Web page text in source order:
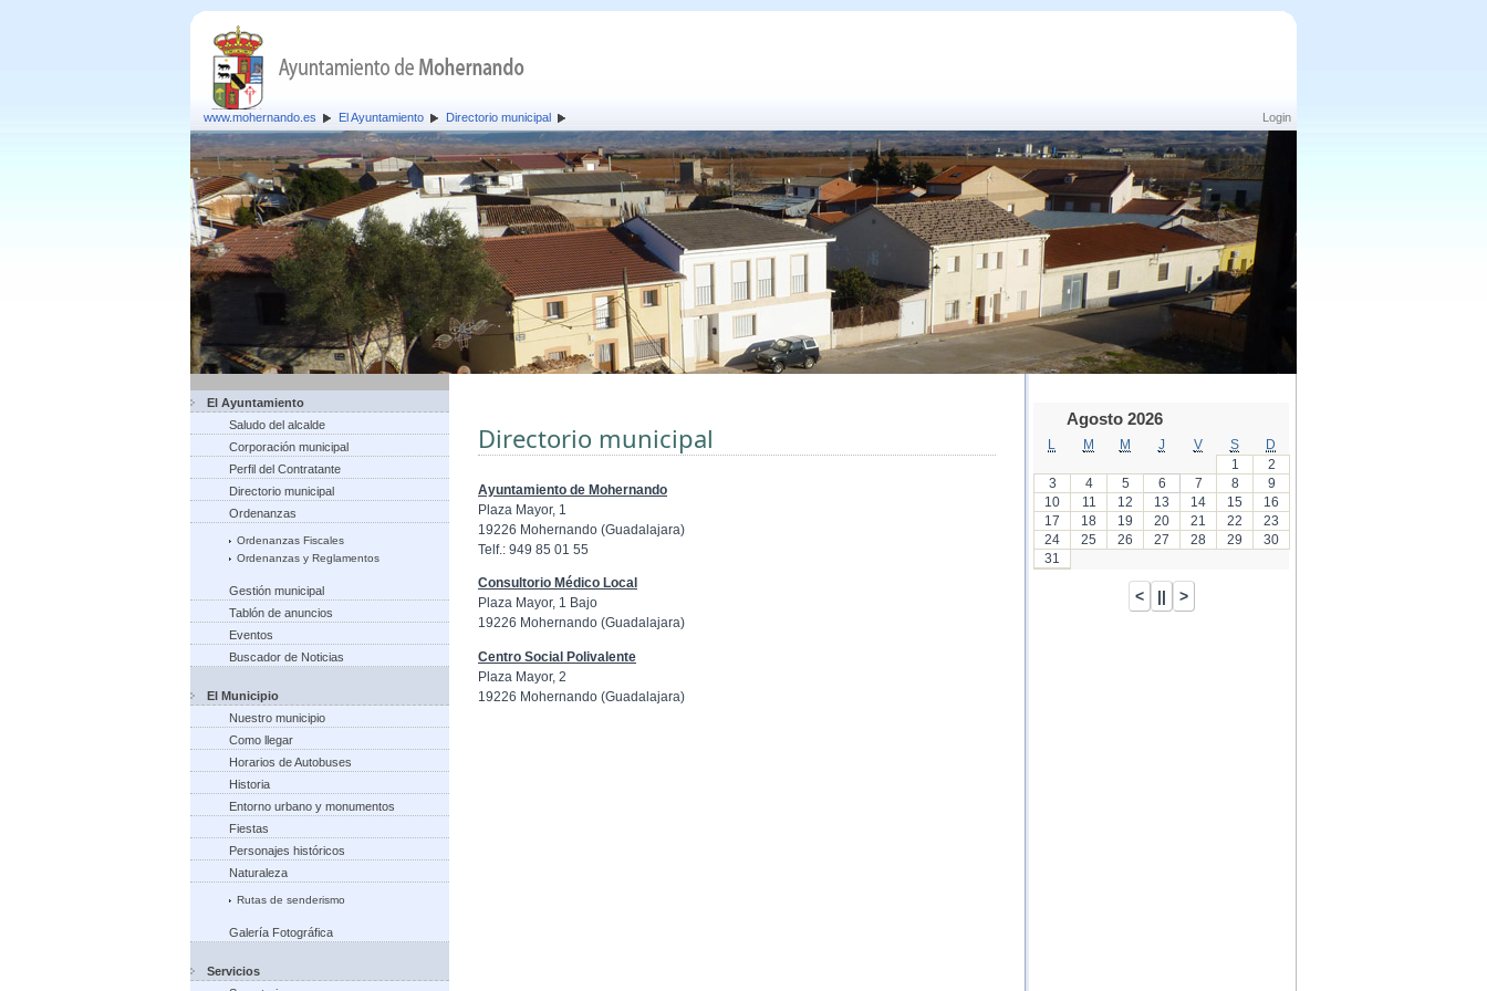
Login
www.mohernando.es El Ayuntamiento Directorio municipal
El Ayuntamiento
Saludo del alcalde
Corporación municipal
Perfil del Contratante
Directorio municipal
Ordenanzas
Ordenanzas Fiscales
Ordenanzas y Reglamentos
Gestión municipal
Tablón de anuncios
Eventos
Buscador de Noticias
El Municipio
Nuestro municipio
Como llegar
Horarios de Autobuses
Historia
Entorno urbano y monumentos
Fiestas
Personajes históricos
Naturaleza
Rutas de senderismo
Galería Fotográfica
Servicios
Directorio municipal
Ayuntamiento de Mohernando
Plaza Mayor, 1
19226 Mohernando (Guadalajara)
Telf.: 949 85 01 55
Consultorio Médico Local
Plaza Mayor, 1 Bajo
19226 Mohernando (Guadalajara)
Centro Social Polivalente
Plaza Mayor, 2
19226 Mohernando (Guadalajara)
Agosto 2026
M M J V S
D
1
2
3
4 5 6 7 8
9
10
11 12 13 14 15
16
17
18 19 20 21 22
23
24
25 26 27 28 29
30
31